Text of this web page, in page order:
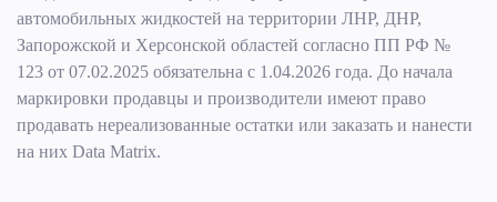
автомобильных жидкостей на территории ЛНР, ДНР,
Запорожской и Херсонской областей согласно ПП РФ №
123 от 07.02.2025 обязательна с 1.04.2026 года. До начала
маркировки продавцы и производители имеют право
продавать нереализованные остатки или заказать и нанести
на них Data Matrix.